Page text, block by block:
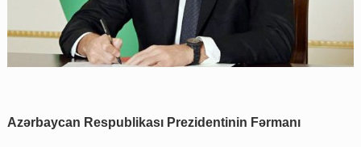
Azərbaycan Respublikası Prezidentinin Fərmanı